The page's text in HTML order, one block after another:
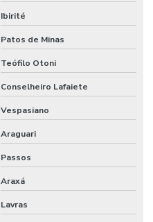
Ibirité
Patos de Minas
Teófilo Otoni
Conselheiro Lafaiete
Vespasiano
Araguari
Passos
Araxá
Lavras